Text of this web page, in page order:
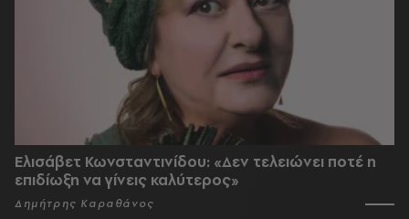
Ελισάβετ Κωνσταντινίδου: «Δεν τελειώνει ποτέ η
επιδίωξη να γίνεις καλύτερος»
Δημήτρης Καραθάνος